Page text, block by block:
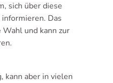
sich über diese
Das
und kann zur
kann aber in vielen